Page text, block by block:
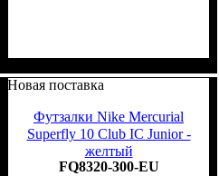
Новая поставка
Футзалки Nike Mercurial
Superfly 10 Club IC Junior -
желтый
FQ8320-300-EU